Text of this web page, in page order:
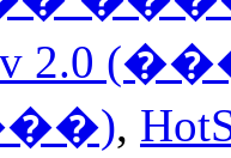
- v
,